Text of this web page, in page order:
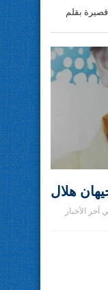
بقلم
هلال
آخر الأخبار